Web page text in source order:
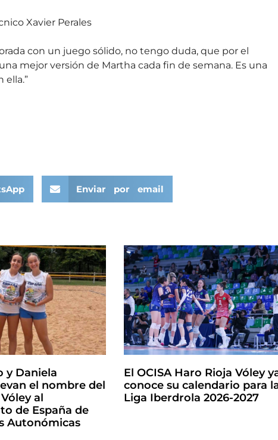
Xavier Perales
con un juego sólido, no tengo duda, que por el
mejor versión de Martha cada fin de semana. Es una
ella.”
Enviar por email
y Daniela
el nombre del
al
de España de
Autonómicas
El OCISA Haro Rioja Vóley
conoce su calendario para
Liga Iberdrola 2026-2027